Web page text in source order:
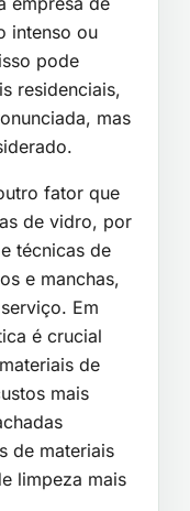
intenso ou
pode
residenciais,
mas
fator que
de vidro, por
técnicas de
e manchas,
Em
é crucial
de
mais
de materiais
limpeza mais